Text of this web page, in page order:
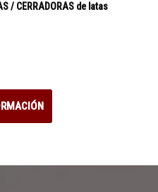
/ CERRADORAS de latas